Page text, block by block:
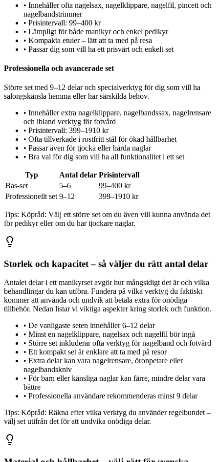
• Innehåller ofta nagelsax, nagelklippare, nagelfil, pincett och
nagelbandstrimmer
• Prisintervall: 99–400 kr
• Lämpligt för både manikyr och enkel pedikyr
• Kompakta etuier – lätt att ta med på resa
• Passar dig som vill ha ett prisvärt och enkelt set
Professionella och avancerade set
Större set med 9–12 delar och specialverktyg för dig som vill ha
salongskänsla hemma eller har särskilda behov.
• Innehåller extra nagelklippare, nagelbandssax, nagelrensare
och ibland verktyg för fotvård
• Prisintervall: 399–1910 kr
• Ofta tillverkade i rostfritt stål för ökad hållbarhet
• Passar även för tjocka eller hårda naglar
• Bra val för dig som vill ha all funktionalitet i ett set
Typ Antal delar Prisintervall
Bas-set
5–6
99–400 kr
Professionellt set 9–12 399–1910 kr
Tips: Köpråd: Välj ett större set om du även vill kunna använda det
för pedikyr eller om du har tjockare naglar.
Storlek och kapacitet – så väljer du rätt antal delar
Antalet delar i ett manikyrset avgör hur mångsidigt det är och vilka
behandlingar du kan utföra. Fundera på vilka verktyg du faktiskt
kommer att använda och undvik att betala extra för onödiga
tillbehör. Nedan listar vi viktiga aspekter kring storlek och funktion.
• De vanligaste seten innehåller 6–12 delar
• Minst en nagelklippare, nagelsax och nagelfil bör ingå
• Större set inkluderar ofta verktyg för nagelband och fotvård
• Ett kompakt set är enklare att ta med på resor
• Extra delar kan vara nagelrensare, öronpetare eller
nagelbandskniv
• För barn eller känsliga naglar kan färre, mindre delar vara
bättre
• Professionella användare rekommenderas minst 9 delar
Tips: Köpråd: Räkna efter vilka verktyg du använder regelbundet –
välj set utifrån det för att undvika onödiga delar.